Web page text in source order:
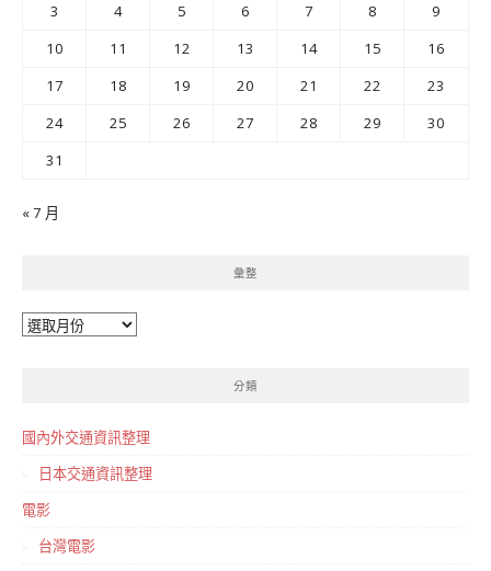
3
4 5 6 7 8
9
10
11 12 13 14 15
16
17
18 19 20 21 22
23
24
25 26 27 28 29
30
31
« 7 月
彙整
彙
分類
國內外交通資訊整理
日本交通資訊整理
電影
台灣電影